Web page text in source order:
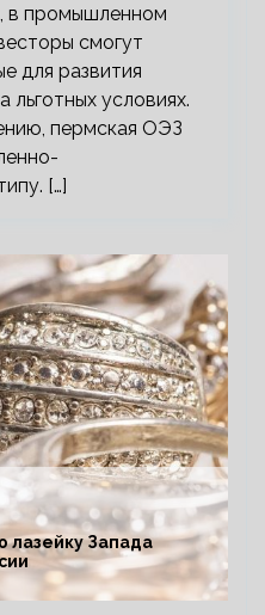
в промышленном
смогут
для развития
льготных условиях.
пермская ОЭЗ
[…]
лазейку Запада